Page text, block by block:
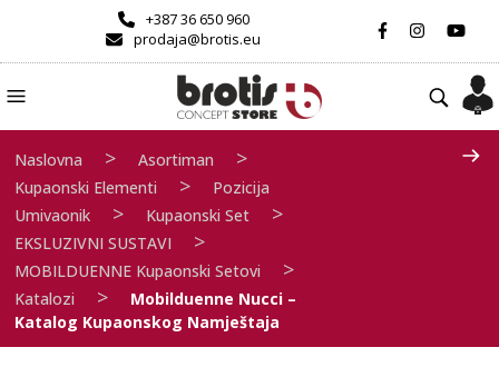
+387 36 650 960
prodaja@brotis.eu
Naslovna > Asortiman >
Kupaonski Elementi >
Pozicija
Umivaonik
> Kupaonski Set >
EKSLUZIVNI SUSTAVI >
MOBILDUENNE Kupaonski Setovi >
Katalozi >
Mobilduenne Nucci –
Katalog Kupaonskog Namještaja